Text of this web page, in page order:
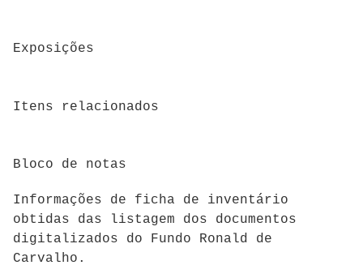
Exposições
Itens relacionados
Bloco de notas
Informações de ficha de inventário
obtidas das listagem dos documentos
digitalizados do Fundo Ronald de
Carvalho.